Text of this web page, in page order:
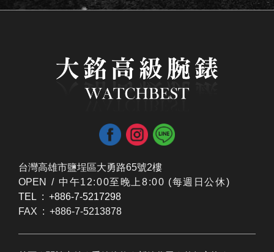
台灣高雄市鹽埕區大勇路65號2樓
OPEN / ​中午12:00至晚上8:00 (每週日公休)
TEL : +886-7-5217298
FAX : +886-7-5213878